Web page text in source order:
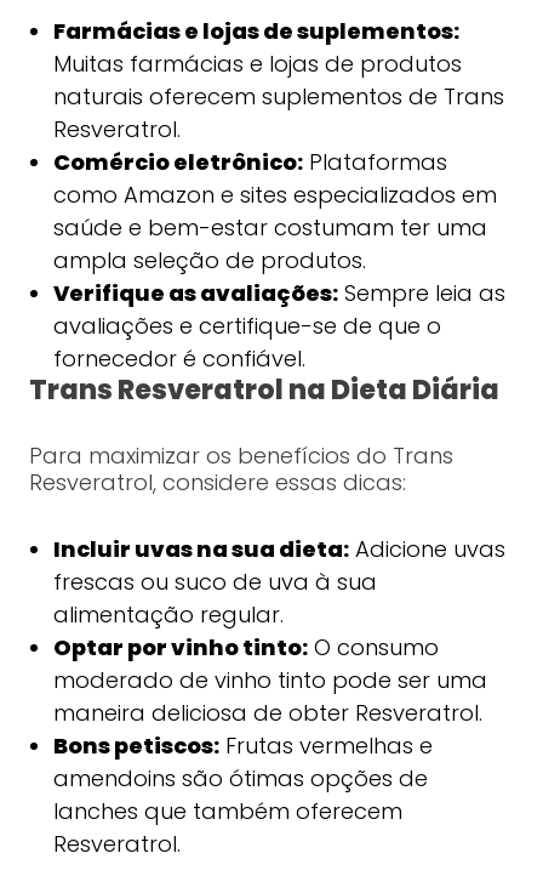
Farmácias e lojas de suplementos:
Muitas farmácias e lojas de produtos
naturais oferecem suplementos de Trans
Resveratrol.
Comércio eletrônico:Plataformas
como Amazon e sites especializados em
saúde e bem-estar costumam ter uma
ampla seleção de produtos.
Verifique as avaliações:Sempre leia as
avaliações e certifique-se de que o
fornecedor é confiável.
Trans Resveratrol na Dieta Diária
Para maximizar os benefícios do Trans
Resveratrol, considere essas dicas:
Incluir uvas na sua dieta:Adicione uvas
frescas ou suco de uva à sua
alimentação regular.
Optar por vinho tinto:O consumo
moderado de vinho tinto pode ser uma
maneira deliciosa de obter Resveratrol.
Bons petiscos:Frutas vermelhas e
amendoins são ótimas opções de
lanches que também oferecem
Resveratrol.